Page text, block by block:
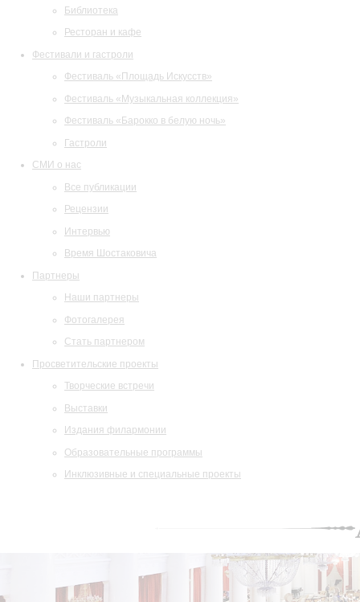
Библиотека
Ресторан и кафе
Фестивали и гастроли
Фестиваль «Площадь Искусств»
Фестиваль «Музыкальная коллекция»
Фестиваль «Барокко в белую ночь»
Гастроли
СМИ о нас
Все публикации
Рецензии
Интервью
Время Шостаковича
Партнеры
Наши партнеры
Фотогалерея
Стать партнером
Просветительские проекты
Творческие встречи
Выставки
Издания филармонии
Образовательные программы
Инклюзивные и специальные проекты